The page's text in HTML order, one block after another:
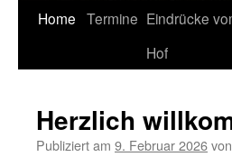
Springe
Home Termine Eindrücke
Hof
Herzlich
Publiziert am 9. Februar 2026von